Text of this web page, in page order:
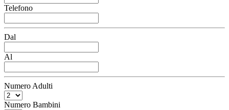
Telefono
Dal
Al
Numero Adulti
Numero Bambini